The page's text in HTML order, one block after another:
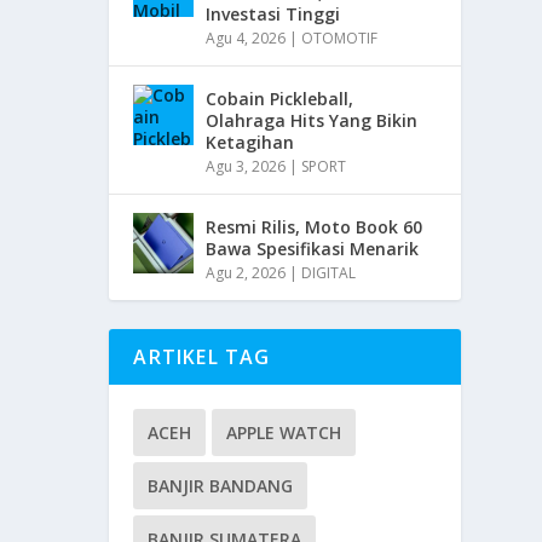
Investasi Tinggi
Agu 4, 2026 | OTOMOTIF
Cobain Pickleball,
Olahraga Hits Yang Bikin
Ketagihan
Agu 3, 2026 | SPORT
Resmi Rilis, Moto Book 60
Bawa Spesifikasi Menarik
Agu 2, 2026 | DIGITAL
ARTIKEL TAG
ACEH APPLE WATCH
BANJIR BANDANG